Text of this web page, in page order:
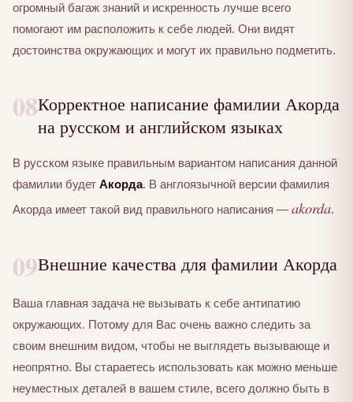
огромный багаж знаний и искренность лучше всего
помогают им расположить к себе людей. Они видят
достоинства окружающих и могут их правильно подметить.
08Корректное написание фамилии Акорда
на русском и английском языках
В русском языке правильным вариантом написания данной
фамилии будет Акорда. В англоязычной версии фамилия
Акорда имеет такой вид правильного написания — akorda.
09Внешние качества для фамилии Акорда
Ваша главная задача не вызывать к себе антипатию
окружающих. Потому для Вас очень важно следить за
своим внешним видом, чтобы не выглядеть вызывающе и
неопрятно. Вы стараетесь использовать как можно меньше
неуместных деталей в вашем стиле, всего должно быть в